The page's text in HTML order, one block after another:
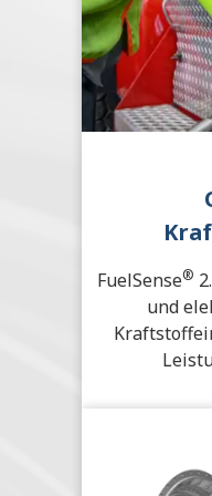
FuelSense®
und